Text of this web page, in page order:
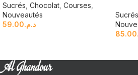
Sucrés Chocolat Courses
Nouveautés
د.م.59.00
Sucrés
85.00